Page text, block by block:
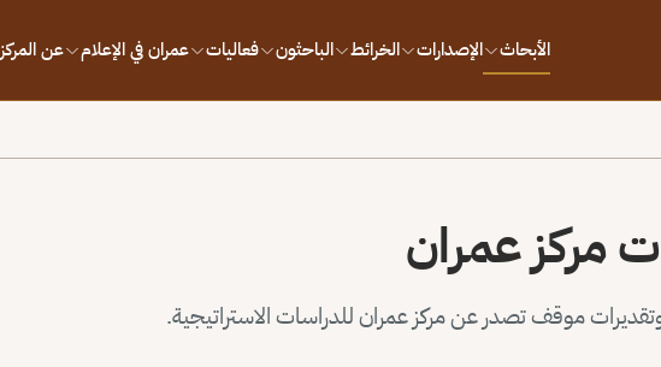
الأبحاث الإصدارات الخرائط الباحثون فعاليات عمران في الإعلام عن المركز
مركز عمران
موقف تصدر عن مركز عمران للدراسات الاستراتيجية.